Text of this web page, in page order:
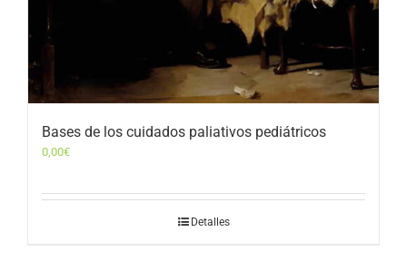
Bases de los cuidados paliativos pediátricos
0,00€
Detalles